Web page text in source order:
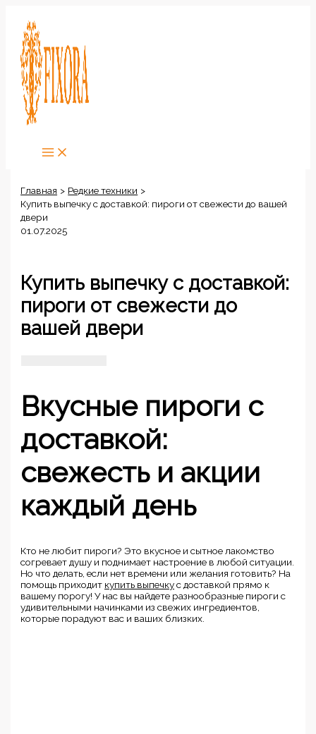
содержимому
Главная
Редкие техники
Купить выпечку с доставкой: пироги от свежести до вашей
двери
01.07.2025
Купить выпечку с доставкой:
пироги от свежести до
вашей двери
Вкусные пироги с
доставкой:
свежесть и акции
каждый день
Кто не любит пироги? Это вкусное и сытное лакомство
согревает душу и поднимает настроение в любой ситуации.
Но что делать, если нет времени или желания готовить? На
помощь приходит купить выпечкус доставкой прямо к
вашему порогу! У нас вы найдете разнообразные пироги с
удивительными начинками из свежих ингредиентов,
которые порадуют вас и ваших близких.